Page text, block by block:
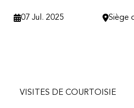
07 Jul. 2025 Siège
VISITES DE COURTOISIE